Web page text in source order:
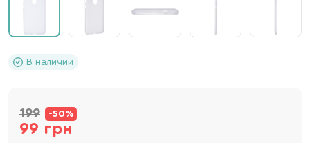
В наличии
199 -50%
99 грн